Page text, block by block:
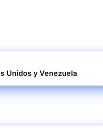
Unidos y Venezuela